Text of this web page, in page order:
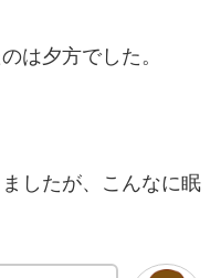
は夕方でした。
したが、こんなに眠